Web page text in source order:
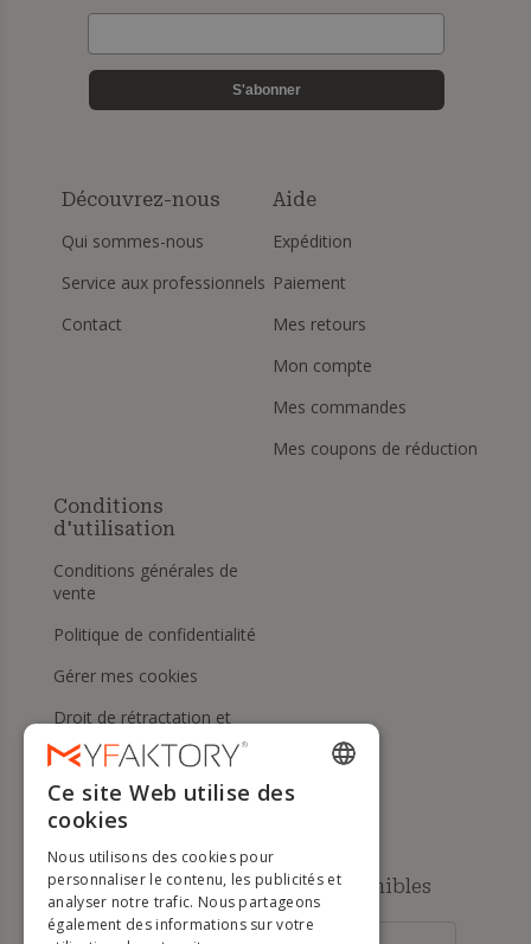
S'abonner
Découvrez-nous
Qui sommes-nous
Service aux professionnels
Contact
Aide
Expédition
Paiement
Mes retours
Mon compte
Mes commandes
Mes coupons de réduction
Conditions
d'utilisation
Conditions générales de
vente
Politique de confidentialité
Gérer mes cookies
Droit de rétractation et
retours
Aide
Méthodes de paiement disponibles
ENGLISH
DUTCH
GERMAN
Ce site Web utilise des
cookies
Nous utilisons des cookies pour
personnaliser le contenu, les publicités et
analyser notre trafic. Nous partageons
également des informations sur votre